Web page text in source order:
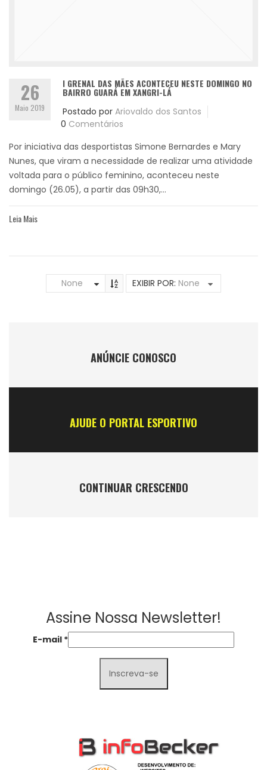
26
Maio 2019
I GRENAL DAS MÃES ACONTECEU NESTE DOMINGO NO
BAIRRO GUARÁ EM XANGRI-LÁ
Postado por Ariovaldo dos Santos
0 Comentários
Por iniciativa das desportistas Simone Bernardes e Mary
Nunes, que viram a necessidade de realizar uma atividade
voltada para o público feminino, aconteceu neste
domingo (26.05), a partir das 09h30,...
Leia Mais
None EXIBIR POR: None
ANÚNCIE CONOSCO
AJUDE O PORTAL ESPORTIVO
CONTINUAR CRESCENDO
Assine Nossa Newsletter!
E-mail *